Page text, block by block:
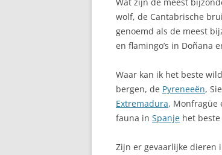
wolf, de Cantabrische
genoemd als de meest
en flamingo’s in Doñana
Waar kan ik het beste
bergen, de Pyreneeën,
Extremadura, Monfragüe
fauna in Spanje het
Zijn er gevaarlijke dieren